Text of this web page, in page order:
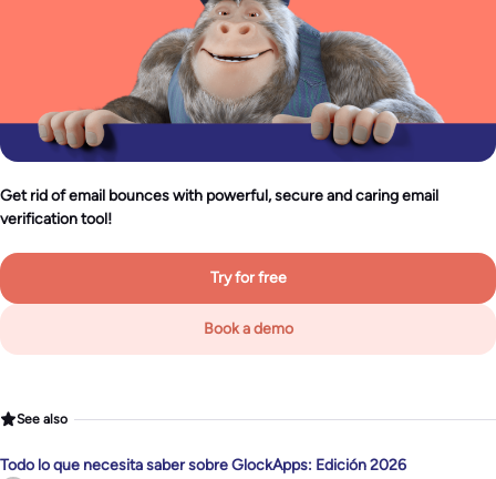
Get rid of email bounces with powerful, secure and caring email
verification tool!
Try for free
Book a demo
See also
Todo lo que necesita saber sobre GlockApps: Edición 2026